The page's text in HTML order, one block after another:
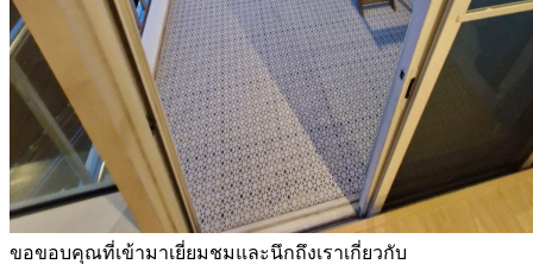
ขอขอบคุณที่เข้ามาเยี่ยมชมและนึกถึงเราเกี่ยวกับ